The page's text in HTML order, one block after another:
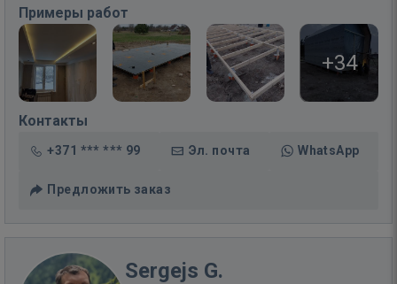
Примеры работ
+34
Контакты
+371 *** *** 99 Эл. почта WhatsApp
Предложить заказ
Sergejs G.